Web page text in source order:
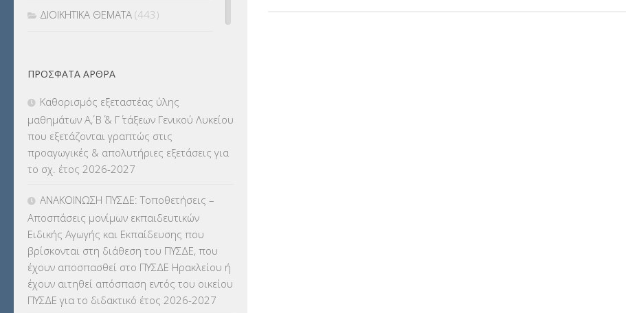
ΔΙΟΙΚΗΤΙΚΑ ΘΕΜΑΤΑ (443)
ΕΚΔΡΟΜΕΣ(7.354)
ΕΚΠΑΙΔΕΥΤΙΚΑ ΘΕΜΑΤΑ (2.823)
ΕΠΑΛ(366)
ΕΠΙΜΟΡΦΩΣΗ Τ.Π.Ε.
ΕΥΡΩΠΑΪΚΑ ΠΡΟΓΡΑΜΜΑΤΑ(230)
ΚΕΣΥ(60)
ΚΕΣΥΠ (109)
ΚΠγ – ΚΡΑΤΙΚΟ ΠΙΣΤΟΠΟΙΗΤΙΚΟ
ΠΡΌΣΦΑΤΑ ΆΡΘΡΑ
Καθορισμός εξεταστέας ύλης
μαθημάτων Α΄, Β΄ & Γ΄ τάξεων Γενικού Λυκείου
που εξετάζονται γραπτώς στις
προαγωγικές & απολυτήριες εξετάσεις για
το σχ. έτος 2026-2027
ΑΝΑΚΟΙΝΩΣΗ ΠΥΣΔΕ: Τοποθετήσεις –
Αποσπάσεις μονίμων εκπαιδευτικών
Ειδικής Αγωγής και Εκπαίδευσης που
βρίσκονται στη διάθεση του ΠΥΣΔΕ, που
έχουν αποσπασθεί στο ΠΥΣΔΕ Ηρακλείου ή
έχουν αιτηθεί απόσπαση εντός του οικείου
ΠΥΣΔΕ για το διδακτικό έτος 2026-2027